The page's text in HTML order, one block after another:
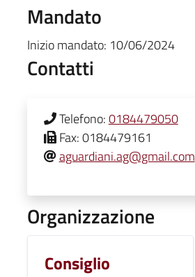
Mandato
Inizio mandato: 10/06/2024
Contatti
Telefono:0184479050
Fax:0184479161
aguardiani.ag@gmail.com
Organizzazione
Consiglio